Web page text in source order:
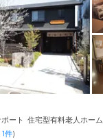
ート 住宅型有料老人ホーム
件)